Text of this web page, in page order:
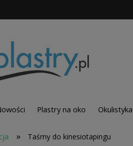
Plastry na oko Okulistyka
» Taśmy do kinesiotapingu